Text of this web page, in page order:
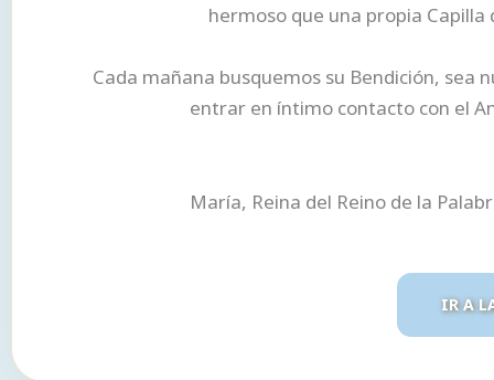
hermoso que una propia Capilla
Cada mañana busquemos su Bendición, sea
entrar en íntimo contacto con el
María, Reina del Reino de la
IR A